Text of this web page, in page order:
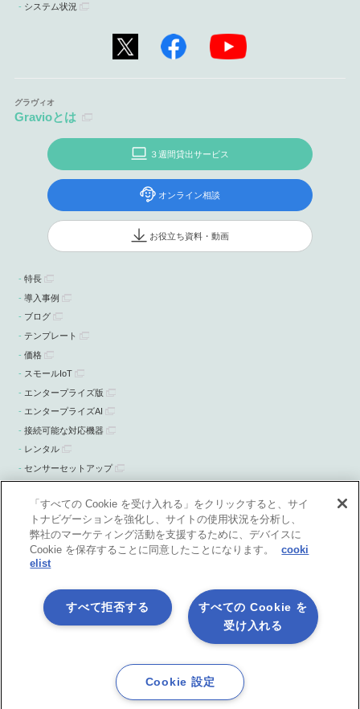
システム状況
Gravioとは
３週間貸出サービス
オンライン相談
お役立ち資料・動画
特長
導入事例
ブログ
テンプレート
価格
スモールIoT
エンタープライズ版
エンタープライズAI
接続可能な対応機器
レンタル
センサーセットアップ
各社商標について
会社情報
©1998-2026 Asteria Corporation.
「すべての Cookie を受け入れる」をクリックすると、サイ
トナビゲーションを強化し、サイトの使用状況を分析し、
弊社のマーケティング活動を支援するために、デバイスに
Cookie を保存することに同意したことになります。
cooki
elist
すべての Cookie を
受け入れる
すべて拒否する
Cookie 設定